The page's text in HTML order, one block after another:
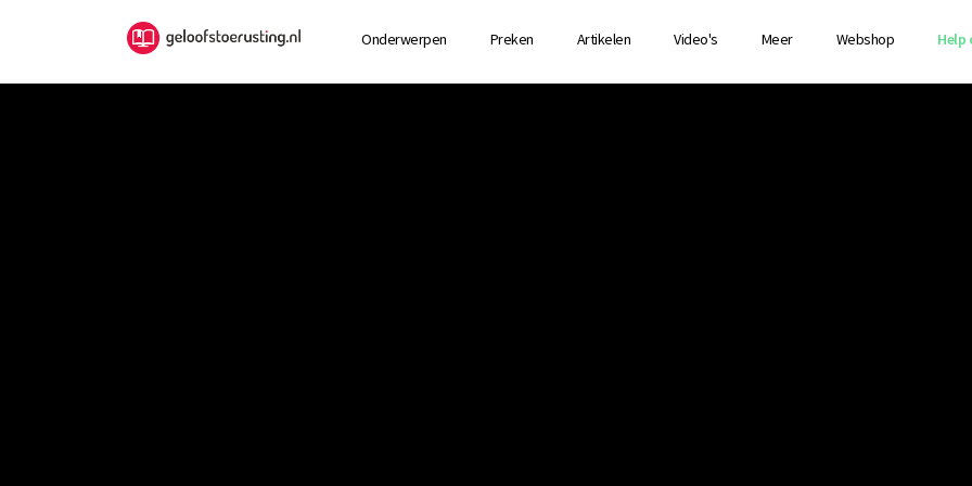
Onderwerpen Preken Artikelen Video's Meer Webshop Help